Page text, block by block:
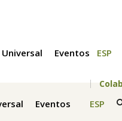
Eventos ESP
Eventos ESP